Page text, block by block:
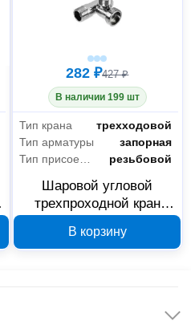
16
282 ₽427 ₽
В наличии 199 шт
Тип крана
трехходовой
Тип арматуры
запорная
резьбовой
Шаровой угловой
трехпроходной кран
1/2x3/4x1/2, хром
В корзину